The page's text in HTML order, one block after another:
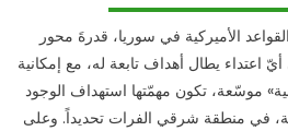
الأميركية في سوريا، قدرةَ محور
اعتداء يطال أهداف تابعة له، مع إمكانية
موسّعة، تكون مهمّتها استهداف الوجود
في منطقة شرقي الفرات تحديداً. وعلى